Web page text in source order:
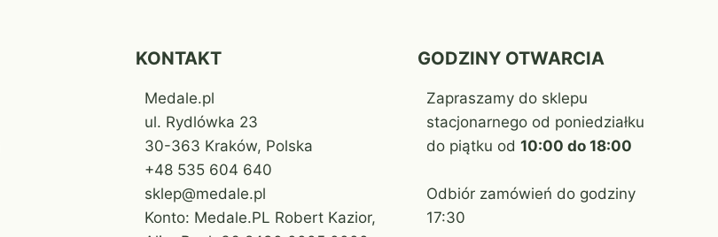
KONTAKT
Medale.pl
ul. Rydlówka 23
30-363 Kraków, Polska
+48 535 604 640
sklep@medale.pl
Konto: Medale.PL Robert Kazior,
GODZINY OTWARCIA
Zapraszamy do sklepu
stacjonarnego od poniedziałku
do piątku od 10:00 do 18:00
Odbiór zamówień do godziny
17:30